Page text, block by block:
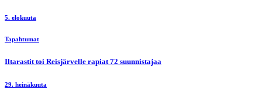
5. elokuuta
Tapahtumat
Iltarastit toi Reisjärvelle rapiat 72 suunnistajaa
29. heinäkuuta